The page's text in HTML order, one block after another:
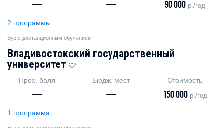
— — 90 000 р./год
2 программы
Вуз с дистанционным обучением
Владивостокский государственный
университет
Прох. балл
—
Бюдж. мест
—
Стоимость
150 000 р./год
1 программа